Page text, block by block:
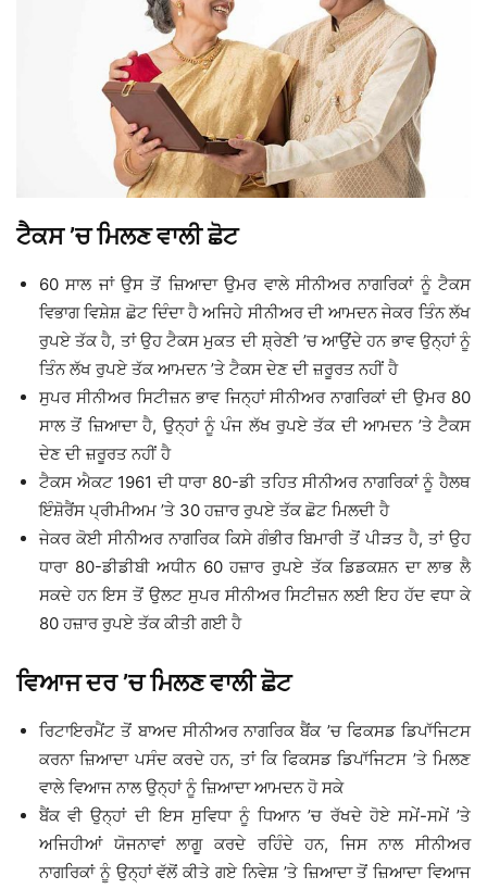
ਟੈਕਸ ’ਚ ਮਿਲਣ ਵਾਲੀ ਛੋਟ
60 ਸਾਲ ਜਾਂ ਉਸ ਤੋਂ ਜ਼ਿਆਦਾ ਉਮਰ ਵਾਲੇ ਸੀਨੀਅਰ ਨਾਗਰਿਕਾਂ ਨੂੰ ਟੈਕਸ
ਵਿਭਾਗ ਵਿਸ਼ੇਸ਼ ਛੋਟ ਦਿੰਦਾ ਹੈ ਅਜਿਹੇ ਸੀਨੀਅਰ ਦੀ ਆਮਦਨ ਜੇਕਰ ਤਿੰਨ ਲੱਖ
ਰੁਪਏ ਤੱਕ ਹੈ, ਤਾਂ ਉਹ ਟੈਕਸ ਮੁਕਤ ਦੀ ਸ਼੍ਰੇਣੀ ’ਚ ਆਉਂਦੇ ਹਨ ਭਾਵ ਉਨ੍ਹਾਂ ਨੂੰ
ਤਿੰਨ ਲੱਖ ਰੁਪਏ ਤੱਕ ਆਮਦਨ ’ਤੇ ਟੈਕਸ ਦੇਣ ਦੀ ਜ਼ਰੂਰਤ ਨਹੀਂ ਹੈ
ਸੁਪਰ ਸੀਨੀਅਰ ਸਿਟੀਜ਼ਨ ਭਾਵ ਜਿਨ੍ਹਾਂ ਸੀਨੀਅਰ ਨਾਗਰਿਕਾਂ ਦੀ ਉਮਰ 80
ਸਾਲ ਤੋਂ ਜ਼ਿਆਦਾ ਹੈ, ਉਨ੍ਹਾਂ ਨੂੰ ਪੰਜ ਲੱਖ ਰੁਪਏ ਤੱਕ ਦੀ ਆਮਦਨ ’ਤੇ ਟੈਕਸ
ਦੇਣ ਦੀ ਜ਼ਰੂਰਤ ਨਹੀਂ ਹੈ
ਟੈਕਸ ਐਕਟ 1961 ਦੀ ਧਾਰਾ 80-ਡੀ ਤਹਿਤ ਸੀਨੀਅਰ ਨਾਗਰਿਕਾਂ ਨੂੰ ਹੈਲਥ
ਇੰਸ਼ੋਰੈਂਸ ਪ੍ਰੀਮੀਅਮ ’ਤੇ 30 ਹਜ਼ਾਰ ਰੁਪਏ ਤੱਕ ਛੋਟ ਮਿਲਦੀ ਹੈ
ਜੇਕਰ ਕੋਈ ਸੀਨੀਅਰ ਨਾਗਰਿਕ ਕਿਸੇ ਗੰਭੀਰ ਬਿਮਾਰੀ ਤੋਂ ਪੀੜਤ ਹੈ, ਤਾਂ ਉਹ
ਧਾਰਾ 80-ਡੀਡੀਬੀ ਅਧੀਨ 60 ਹਜ਼ਾਰ ਰੁਪਏ ਤੱਕ ਡਿਡਕਸ਼ਨ ਦਾ ਲਾਭ ਲੈ
ਸਕਦੇ ਹਨ ਇਸ ਤੋਂ ਉਲਟ ਸੁਪਰ ਸੀਨੀਅਰ ਸਿਟੀਜ਼ਨ ਲਈ ਇਹ ਹੱਦ ਵਧਾ ਕੇ
80 ਹਜ਼ਾਰ ਰੁਪਏ ਤੱਕ ਕੀਤੀ ਗਈ ਹੈ
ਵਿਆਜ ਦਰ ’ਚ ਮਿਲਣ ਵਾਲੀ ਛੋਟ
ਰਿਟਾਇਰਮੈਂਟ ਤੋਂ ਬਾਅਦ ਸੀਨੀਅਰ ਨਾਗਰਿਕ ਬੈਂਕ ’ਚ ਫਿਕਸਡ ਡਿਪਾੱਜਿਟਸ
ਕਰਨਾ ਜ਼ਿਆਦਾ ਪਸੰਦ ਕਰਦੇ ਹਨ, ਤਾਂ ਕਿ ਫਿਕਸਡ ਡਿਪਾੱਜਿਟਸ ’ਤੇ ਮਿਲਣ
ਵਾਲੇ ਵਿਆਜ ਨਾਲ ਉਨ੍ਹਾਂ ਨੂੰ ਜ਼ਿਆਦਾ ਆਮਦਨ ਹੋ ਸਕੇ
ਬੈਂਕ ਵੀ ਉਨ੍ਹਾਂ ਦੀ ਇਸ ਸੁਵਿਧਾ ਨੂੰ ਧਿਆਨ ’ਚ ਰੱਖਦੇ ਹੋਏ ਸਮੇਂ-ਸਮੇਂ ’ਤੇ
ਅਜਿਹੀਆਂ ਯੋਜਨਾਵਾਂ ਲਾਗੂ ਕਰਦੇ ਰਹਿੰਦੇ ਹਨ, ਜਿਸ ਨਾਲ ਸੀਨੀਅਰ
ਨਾਗਰਿਕਾਂ ਨੂੰ ਉਨ੍ਹਾਂ ਵੱਲੋਂ ਕੀਤੇ ਗਏ ਨਿਵੇਸ਼ ’ਤੇ ਜ਼ਿਆਦਾ ਤੋਂ ਜ਼ਿਆਦਾ ਵਿਆਜ